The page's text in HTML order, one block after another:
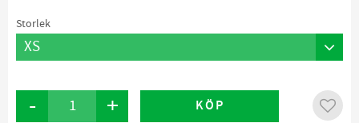
Storlek
+
- KÖP Lägg